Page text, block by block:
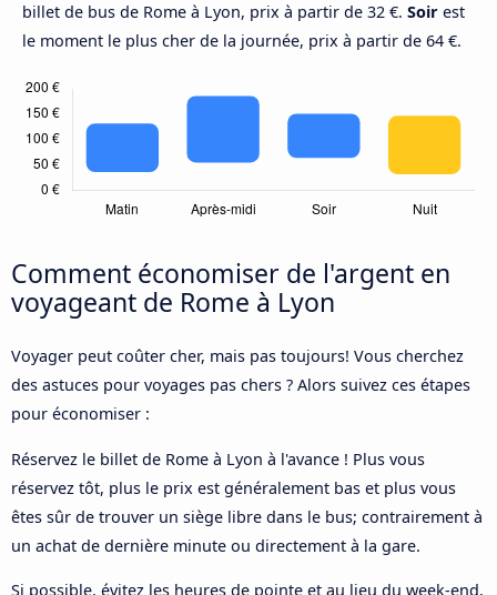
billet de bus de Rome à Lyon, prix à partir de 32 €. Soir est
le moment le plus cher de la journée, prix à partir de 64 €.
Comment économiser de l'argent en
voyageant de Rome à Lyon
Voyager peut coûter cher, mais pas toujours! Vous cherchez
des astuces pour voyages pas chers ? Alors suivez ces étapes
pour économiser :
Réservez le billet de Rome à Lyon à l'avance ! Plus vous
réservez tôt, plus le prix est généralement bas et plus vous
êtes sûr de trouver un siège libre dans le bus; contrairement à
un achat de dernière minute ou directement à la gare.
Si possible, évitez les heures de pointe et au lieu du week-end,